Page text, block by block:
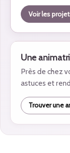
Voir les
Une
Près de chez
astuces et
Trouver une